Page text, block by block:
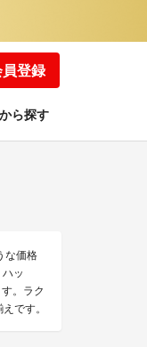
登録
ら探す
な価格
ッ
。ラク
です。